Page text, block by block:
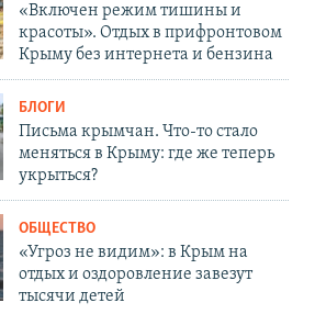
«Включен режим тишины и
красоты». Отдых в прифронтовом
Крыму без интернета и бензина
БЛОГИ
Письма крымчан. Что-то стало
меняться в Крыму: где же теперь
укрыться?
ОБЩЕСТВО
«Угроз не видим»: в Крым на
отдых и оздоровление завезут
тысячи детей